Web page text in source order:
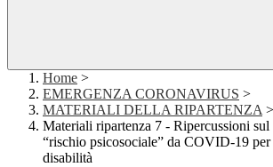
Home >
EMERGENZA CORONAVIRUS >
MATERIALI DELLA RIPARTENZA >
Materiali ripartenza 7 - Ripercussioni sul
“rischio psicosociale” da COVID-19
disabilità